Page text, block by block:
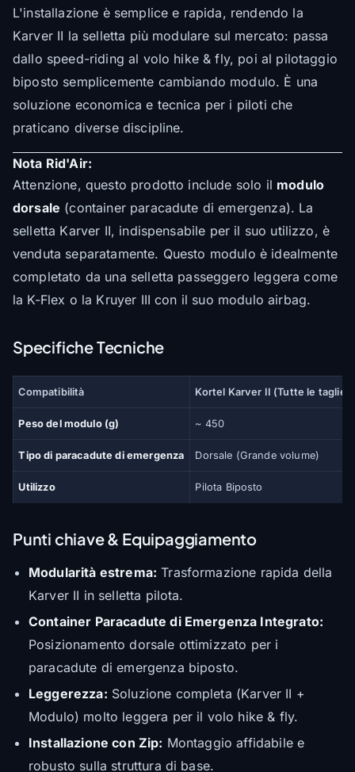
L'installazione è semplice e rapida, rendendo la
Karver II la selletta più modulare sul mercato: passa
dallo speed-riding al volo hike & fly, poi al pilotaggio
biposto semplicemente cambiando modulo. È una
soluzione economica e tecnica per i piloti che
praticano diverse discipline.
Nota Rid'Air:
Attenzione, questo prodotto include solo il modulo
dorsale (container paracadute di emergenza). La
selletta Karver II, indispensabile per il suo utilizzo, è
venduta separatamente. Questo modulo è idealmente
completato da una selletta passeggero leggera come
la K-Flex o la Kruyer III con il suo modulo airbag.
Specifiche Tecniche
Compatibilità Kortel Karver II (Tutte le taglie)
Peso del modulo (g) ~ 450
Tipo di paracadute di emergenza Dorsale (Grande volume)
Utilizzo Pilota Biposto
Punti chiave & Equipaggiamento
Modularità estrema: Trasformazione rapida della
Karver II in selletta pilota.
Container Paracadute di Emergenza Integrato:
Posizionamento dorsale ottimizzato per i
paracadute di emergenza biposto.
Leggerezza: Soluzione completa (Karver II +
Modulo) molto leggera per il volo hike & fly.
Installazione con Zip: Montaggio affidabile e
robusto sulla struttura di base.